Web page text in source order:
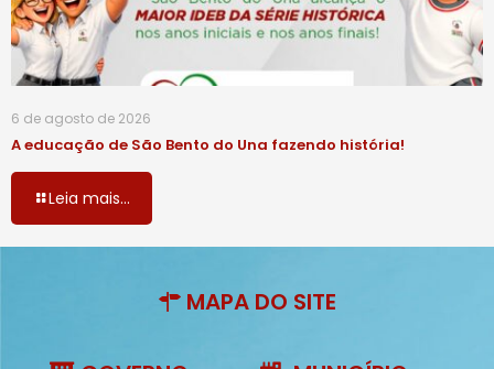
6 de agosto de 2026
A educação de São Bento do Una fazendo história!
Leia mais...
MAPA DO SITE